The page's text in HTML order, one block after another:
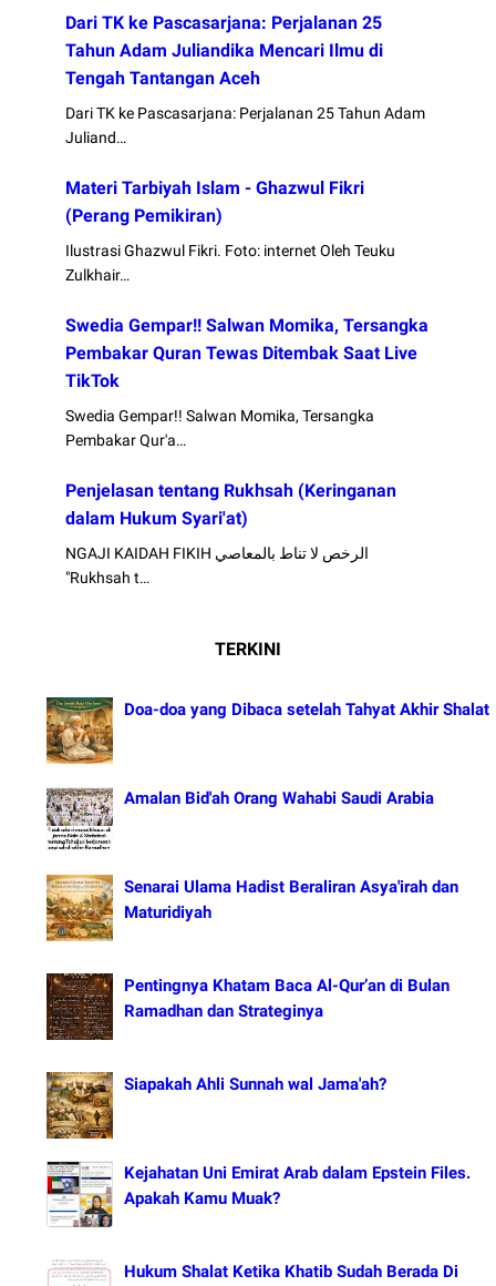
Dari TK ke Pascasarjana: Perjalanan 25
Tahun Adam Juliandika Mencari Ilmu di
Tengah Tantangan Aceh
Dari TK ke Pascasarjana: Perjalanan 25 Tahun Adam
Juliand…
Materi Tarbiyah Islam - Ghazwul Fikri
(Perang Pemikiran)
Ilustrasi Ghazwul Fikri. Foto: internet Oleh Teuku
Zulkhair…
Swedia Gempar!! Salwan Momika, Tersangka
Pembakar Quran Tewas Ditembak Saat Live
TikTok
Swedia Gempar!! Salwan Momika, Tersangka
Pembakar Qur'a…
Penjelasan tentang Rukhsah (Keringanan
dalam Hukum Syari'at)
NGAJI KAIDAH FIKIH الرخص لا تناط بالمعاصي
"Rukhsah t…
TERKINI
Doa-doa yang Dibaca setelah Tahyat Akhir Shalat
Amalan Bid'ah Orang Wahabi Saudi Arabia
Senarai Ulama Hadist Beraliran Asya'irah dan
Maturidiyah
Pentingnya Khatam Baca Al-Qur’an di Bulan
Ramadhan dan Strateginya
Siapakah Ahli Sunnah wal Jama'ah?
Kejahatan Uni Emirat Arab dalam Epstein Files.
Apakah Kamu Muak?
Hukum Shalat Ketika Khatib Sudah Berada Di